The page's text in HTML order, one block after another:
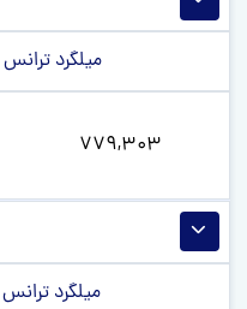
میلگرد ترانس 95 فولاد آلیاژی یزد
779,303
میلگرد ترانس 100 فولاد آلیاژی یزد